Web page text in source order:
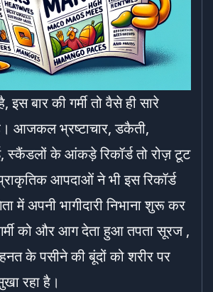
इस बार की गर्मी तो वैसे ही सारे
आजकल भ्रष्टाचार, डकैती,
स्कैंडलों के आंकड़े रिकॉर्ड तो रोज़ टूट
आपदाओं ने भी इस रिकॉर्ड
में अपनी भागीदारी निभाना शुरू कर
को और आग देता हुआ तपता सूरज ,
के पसीने की बूंदों को शरीर पर
रहा है।